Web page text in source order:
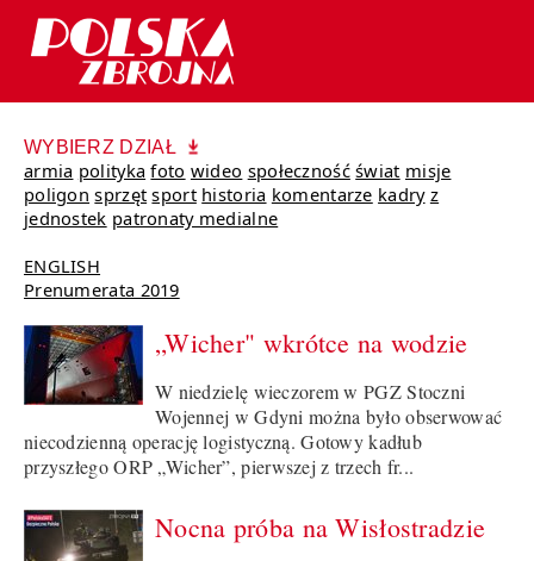
WYBIERZ DZIAŁ
armia polityka foto wideo społeczność świat misje
poligon sprzęt sport historia komentarze kadry z
jednostek patronaty medialne
ENGLISH
Prenumerata 2019
„Wicher" wkrótce na wodzie
W niedzielę wieczorem w PGZ Stoczni
Wojennej w Gdyni można było obserwować
niecodzienną operację logistyczną. Gotowy kadłub
przyszłego ORP „Wicher”, pierwszej z trzech fr...
Nocna próba na Wisłostradzie